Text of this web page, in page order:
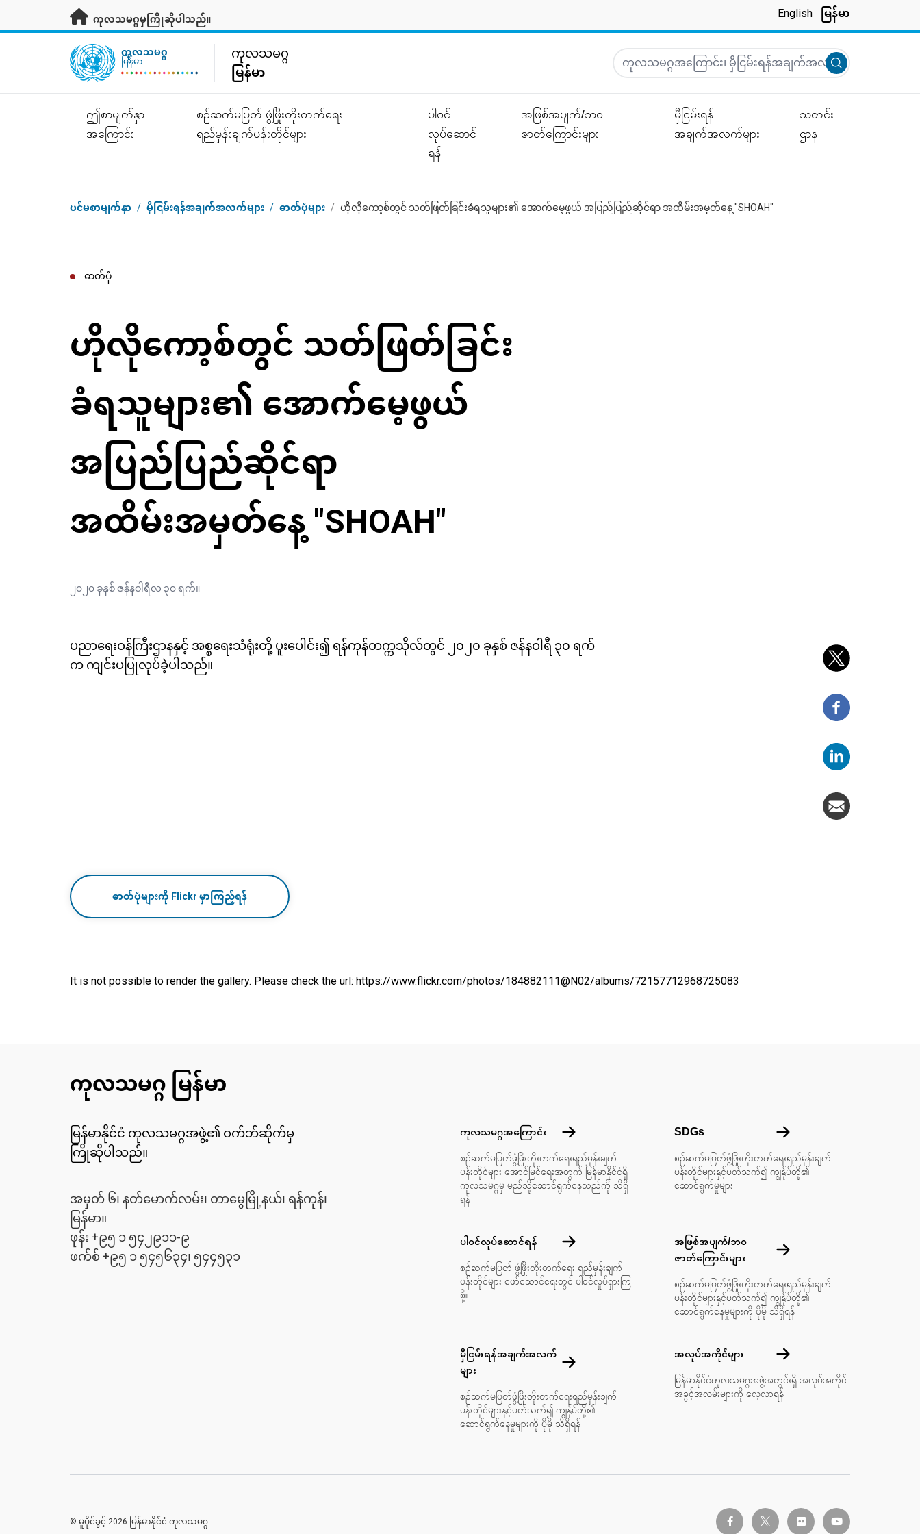
ပင်မအကြောင်းအရာသို့ သွားရန်
ကုလသမဂ္ဂမှကြိုဆိုပါသည်။ English မြန်မာ
UN Logo ကုလသမဂ္ဂ
မြန်မာ
ကုလသမဂ္ဂ
မြန်မာ
ကုလသမဂ္ဂအကြောင်း၊ မှီငြမ်းရန်အချက်အလက်များ၊ သတင်းများနှ
Submit search
ဤစာမျက်နှာ
အကြောင်း
စဉ်ဆက်မပြတ် ဖွံ့ဖြိုးတိုးတက်ရေး
ရည်မှန်းချက်ပန်းတိုင်များ
ပါဝင်
လုပ်ဆောင်
ရန်
အဖြစ်အပျက်/ဘဝ
ဇာတ်‌ကြောင်းများ
မှီငြမ်းရန်
အချက်အလက်များ
သတင်း
ဌာန
Breadcrumb
ပင်မစာမျက်နှာ / မှီငြမ်းရန်အချက်အလက်များ / ဓာတ်ပုံများ / ဟိုလိုကော့စ်တွင် သတ်ဖြတ်ခြင်းခံရသူများ၏ အောက်မေ့ဖွယ် အပြည်ပြည်ဆိုင်ရာ အထိမ်းအမှတ်နေ့ "SHOAH"
ဓာတ်ပုံ
ဟိုလိုကော့စ်တွင် သတ်ဖြတ်ခြင်း
ခံရသူများ၏ အောက်မေ့ဖွယ်
အပြည်ပြည်ဆိုင်ရာ
အထိမ်းအမှတ်နေ့ "SHOAH"
၂၀၂၀ ခုနှစ် ဇန်နဝါရီလ ၃၀ ရက်။
ပညာရေးဝန်ကြီးဌာနနှင့် အစ္စရေးသံရုံးတို့ ပူးပေါင်း၍ ရန်ကုန်တက္ကသိုလ်တွင် ၂၀၂၀ ခုနှစ် ဇန်နဝါရီ ၃၀ ရက်
က ကျင်းပပြုလုပ်ခဲ့ပါသည်။
ဓာတ်ပုံများကို Flickr မှာကြည့်ရန်
It is not possible to render the gallery. Please check the url: https://www.flickr.com/photos/184882111@N02/albums/72157712968725083
ကုလသမဂ္ဂ မြန်မာ
မြန်မာနိုင်ငံ ကုလသမဂ္ဂအဖွဲ့၏ ဝက်ဘ်ဆိုက်မှ
ကြိုဆိုပါသည်။
အမှတ် ၆၊ နတ်မောက်လမ်း၊ တာမွေမြို့နယ်၊ ရန်ကုန်၊
မြန်မာ။
ဖုန်း +၉၅ ၁ ၅၄၂၉၁၁-၉
ဖက်စ် +၉၅ ၁ ၅၄၅၆၃၄၊ ၅၄၄၅၃၁
ကုလသမဂ္ဂအကြောင်း ကုလသမဂ္ဂအကြောင်း
စဉ်ဆက်မပြတ်ဖွံ့ဖြိုးတိုးတက်ရေးရည်မှန်းချက်
ပန်းတိုင်များ အောင်မြင်ရေးအတွက် မြန်မာနိုင်ငံရှိ
ကုလသမဂ္ဂမှ မည်သို့ဆောင်ရွက်နေသည်ကို သိရှိ
ရန်
SDGs SDGs
စဉ်ဆက်မပြတ်ဖွံ့ဖြိုးတိုးတက်ရေးရည်မှန်းချက်
ပန်းတိုင်များနှင့်ပတ်သက်၍ ကျွန်ုပ်တို့၏
ဆောင်ရွက်မှုများ
ပါဝင်လုပ်ဆောင်ရန် ပါဝင်လုပ်ဆောင်ရန်
စဉ်ဆက်မပြတ် ဖွံ့ဖြိုးတိုးတက်ရေး ရည်မှန်းချက်
ပန်းတိုင်များ ဖော်ဆောင်ရေးတွင် ပါဝင်လှုပ်ရှားကြ
စို့။
အဖြစ်အပျက်/ဘဝ
ဇာတ်‌ကြောင်းများ
အဖြစ်အပျက်/ဘဝဇာတ်‌ကြောင်းများ
စဉ်ဆက်မပြတ်ဖွံ့ဖြိုးတိုးတက်ရေးရည်မှန်းချက်
ပန်းတိုင်များနှင့်ပတ်သက်၍ ကျွန်ုပ်တို့၏
ဆောင်ရွက်နေမှုများကို ပိုမို သိရှိရန်
မှီငြမ်းရန်အချက်အလက်
များ
မှီငြမ်းရန်အချက်အလက်များ
စဉ်ဆက်မပြတ်ဖွံ့ဖြိုးတိုးတက်ရေးရည်မှန်းချက်
ပန်းတိုင်များနှင့်ပတ်သက်၍ ကျွန်ုပ်တို့၏
ဆောင်ရွက်နေမှုများကို ပိုမို သိရှိရန်
အလုပ်အကိုင်များ အလုပ်အကိုင်များ
မြန်မာနိုင်ငံကုလသမဂ္ဂအဖွဲ့အတွင်းရှိ အလုပ်အကိုင်
အခွင့်အလမ်းများကို လေ့လာရန်
facebook-ftwitter-x flickr youtube
© မူပိုင်ခွင့် 2026 မြန်မာနိုင်ငံ ကုလသမဂ္ဂ